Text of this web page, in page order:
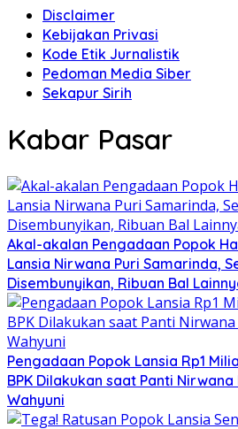
Disclaimer
Kebijakan Privasi
Kode Etik Jurnalistik
Pedoman Media Siber
Sekapur Sirih
Kabar Pasar
Akal-akalan Pengadaan Popok
Lansia Nirwana Puri Samarinda,
Disembunyikan, Ribuan Bal
Pengadaan Popok Lansia Rp1
BPK Dilakukan saat Panti
Wahyuni